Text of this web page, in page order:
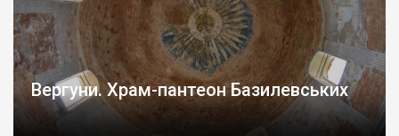
Вергуни. Храм-пантеон Базилевських